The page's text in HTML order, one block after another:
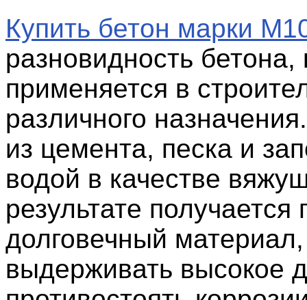
Купить бетон марки
разновидность бетона,
применяется в
различного
из цемента, песка и
водой в качестве
результате
долговечный
выдерживать высокое